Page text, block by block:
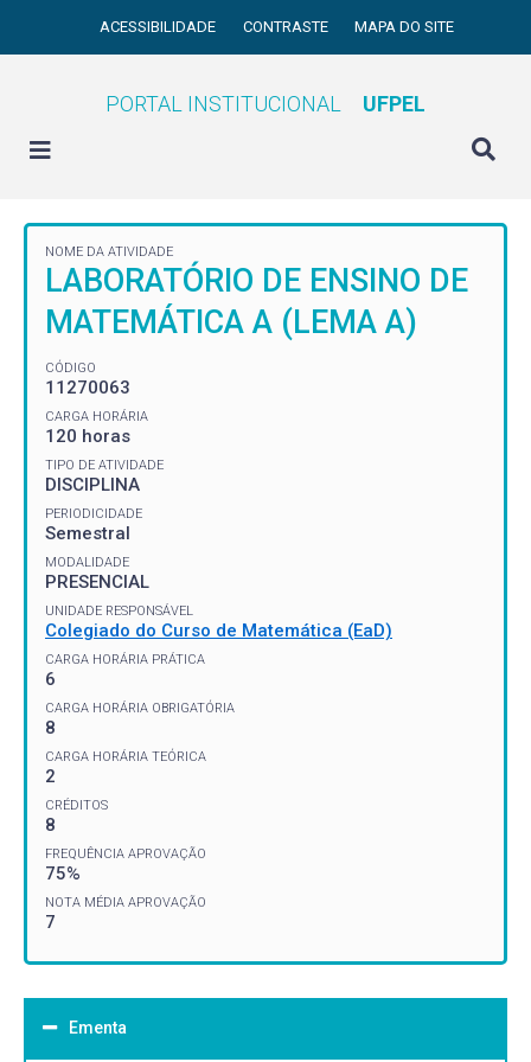
ACESSIBILIDADE CONTRASTE MAPA DO SITE
PORTAL INSTITUCIONAL UFPEL
NOME DA ATIVIDADE
LABORATÓRIO DE ENSINO DE
MATEMÁTICA A (LEMA A)
CÓDIGO
11270063
CARGA HORÁRIA
120 horas
TIPO DE ATIVIDADE
DISCIPLINA
PERIODICIDADE
Semestral
MODALIDADE
PRESENCIAL
UNIDADE RESPONSÁVEL
Colegiado do Curso de Matemática (EaD)
CARGA HORÁRIA PRÁTICA
6
CARGA HORÁRIA OBRIGATÓRIA
8
CARGA HORÁRIA TEÓRICA
2
CRÉDITOS
8
FREQUÊNCIA APROVAÇÃO
75%
NOTA MÉDIA APROVAÇÃO
7
Ementa